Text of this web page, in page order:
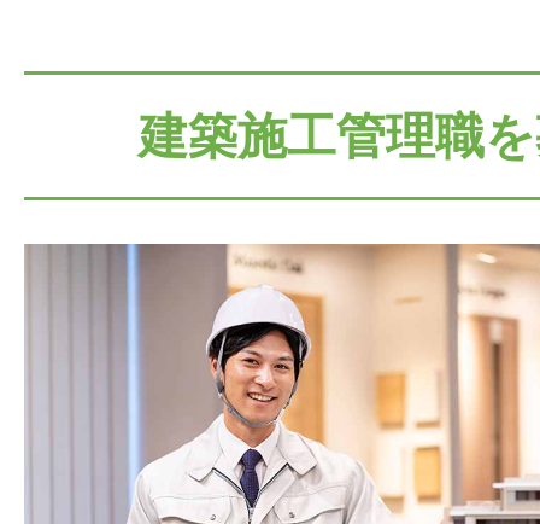
建築施工管理職